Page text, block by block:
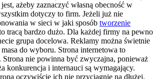
ażeby zaznaczyć własną obecność w
dotyczy to firm. Jeżeli już nie
w sieci w jaki sposób tworzenie
tracą bardzo dużo. Dla każdej firmy na pewno
grupa docelowa. Reklamy można świetnie
do wyboru. Strona internetowa to
Strona nie powinna być zwyczajna, ponieważ
konkurencja i internauci są wymagający.
oczywiście ich nie przyciągnie na dłużej.